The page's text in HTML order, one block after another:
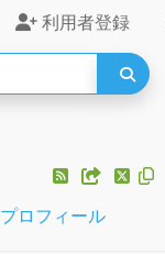
利用者登録
プロフィール